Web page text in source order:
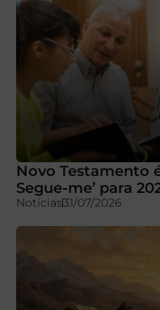
Novo Testamento
Segue-me’ para
Notícias31/07/2026